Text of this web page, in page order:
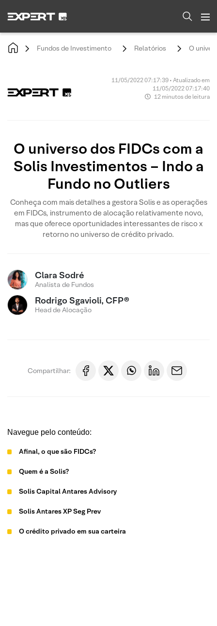
Fundos de Investimento Relatórios O
11/05/2022 07:17:39 • Atualizado em
11/05/2022 07:17:40
12 minutos de leitura
O universo dos FIDCs com a
Solis Investimentos – Indo a
Fundo no Outliers
Conheça com mais detalhes a gestora Solis e as operações
em FIDCs, instrumento de alocação relativamente novo,
mas que oferece oportunidades interessantes de risco x
retorno no universo de crédito privado.
Clara Sodré
Analista de Fundos
Rodrigo Sgavioli, CFP®
Head de Alocação
Compartilhar:
Navegue pelo conteúdo:
Afinal, o que são FIDCs?
Quem é a Solis?
Solis Capital Antares Advisory
Solis Antares XP Seg Prev
O crédito privado em sua carteira